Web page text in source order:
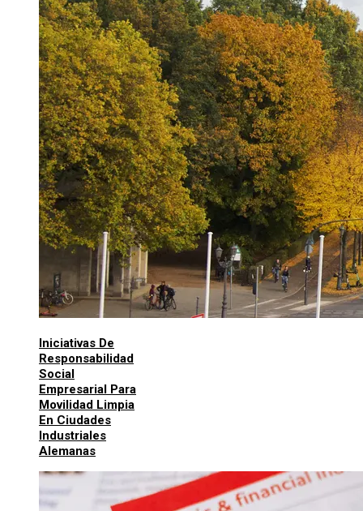
Iniciativas De
Responsabilidad
Social
Empresarial Para
Movilidad Limpia
En Ciudades
Industriales
Alemanas